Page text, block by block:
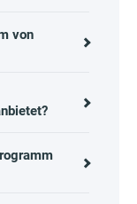
von